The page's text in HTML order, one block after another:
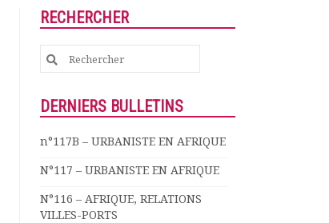
RECHERCHER
Search
for:
DERNIERS BULLETINS
n°117B – URBANISTE EN AFRIQUE
N°117 – URBANISTE EN AFRIQUE
N°116 – AFRIQUE, RELATIONS
VILLES-PORTS